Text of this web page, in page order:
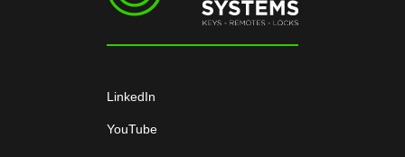
LinkedIn
YouTube